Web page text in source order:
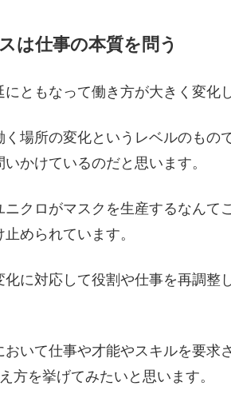
は仕事の本質を問う
ともなって働き方が大きく変化
く場所の変化というレベルのもの
かけているのだと思います。
クロがマスクを生産するなんて
められています。
化に対応して役割や仕事を再調整
いて仕事や才能やスキルを要求
方を挙げてみたいと思います。